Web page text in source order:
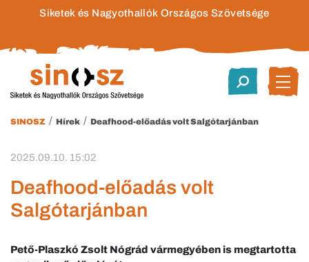
Siketek és Nagyothallók Országos Szövetsége
SINOSZ / Hírek / Deafhood-előadás volt Salgótarjánban
2025.09.10. 15:02
Deafhood-előadás volt
Salgótarjánban
Pető-Plaszkó Zsolt Nógrád vármegyében is megtartotta